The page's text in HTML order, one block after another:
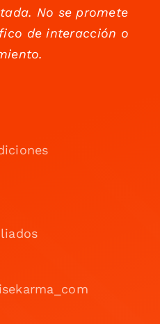
No se promete
de interacción o